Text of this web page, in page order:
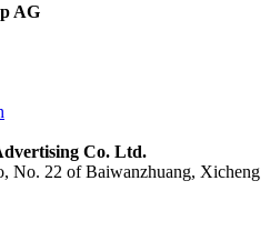
AG
Co. Ltd.
No. 22 of Baiwanzhuang, Xicheng